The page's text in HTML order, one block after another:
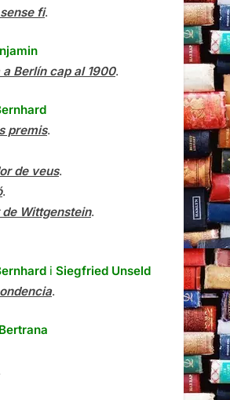
fi.
Berlín cap al 1900.
premis.
de veus.
.
de Wittgenstein.
i Siegfried Unseld
.